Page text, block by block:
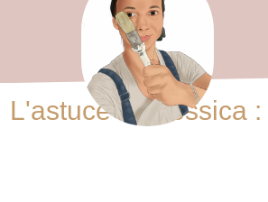
L'astuce de Jessica